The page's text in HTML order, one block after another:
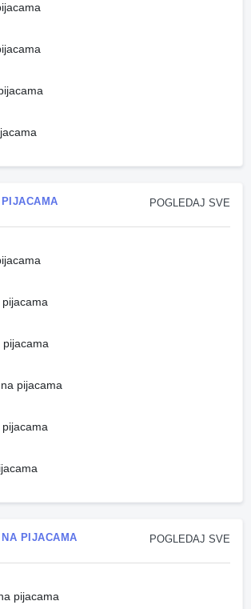
POGLEDAJ SVE
pijacama
POGLEDAJ SVE
PIJACAMA
pijacama